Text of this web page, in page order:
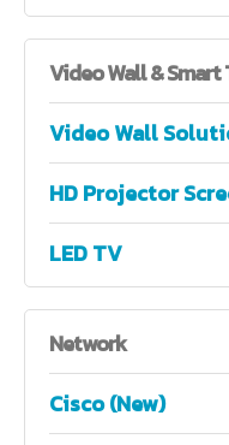
VideoWall & Smart
Video Wall
HD Projector
LED TV
Network
Cisco (New)